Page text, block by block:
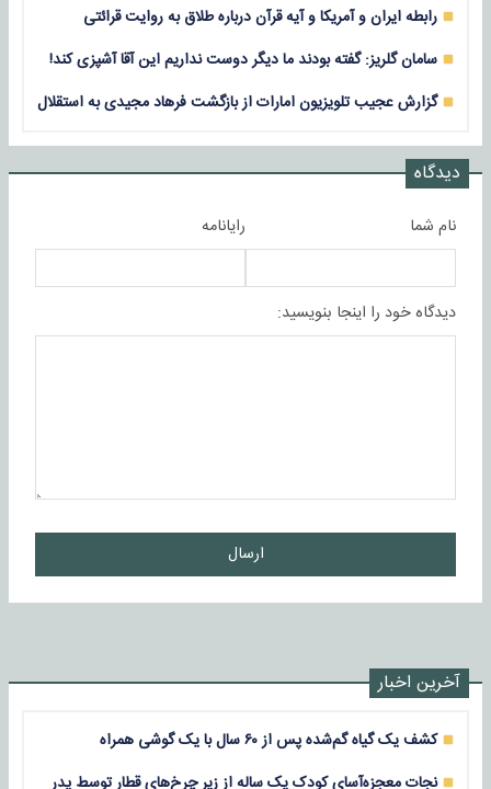
رابطه ایران و آمریکا و آیه قرآن درباره طلاق به روایت قرائتی
سامان گلریز: گفته بودند ما دیگر دوست نداریم این آقا آشپزی کند!
گزارش عجیب تلویزیون امارات از بازگشت فرهاد مجیدی به استقلال
دیدگاه
نام شما رایانامه
دیدگاه خود را اینجا بنویسید:
ارسال
آخرین اخبار
کشف یک گیاه گم‌شده پس از ۶۰ سال با یک گوشی همراه
نجات معجزه‌آسای کودک یک ساله از زیر چرخ‌های قطار توسط پدر